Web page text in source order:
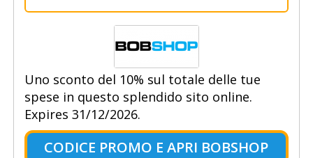
Uno sconto del 10% sul totale delle tue
spese in questo splendido sito online.
Expires 31/12/2026.
CODICE PROMO E APRI BOBSHOP